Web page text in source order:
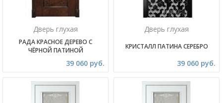
Дверь глухая
РАДА КРАСНОЕ ДЕРЕВО С
ЧЁРНОЙ ПАТИНОЙ
39 060 руб.
Дверь глухая
КРИСТАЛЛ ПАТИНА СЕРЕБРО
39 060 руб.